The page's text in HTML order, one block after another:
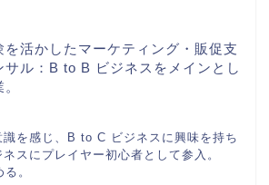
を活かしたマーケティング・販促支
サル：B to B ビジネスをメインとし
を感じ、B to C ビジネスに興味を持ち
スにプレイヤー初心者として参入。
。